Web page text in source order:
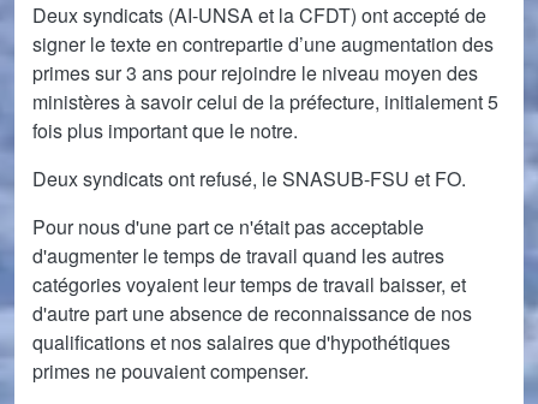
Deux syndicats (AI-UNSA et la CFDT) ont accepté de
signer le texte en contrepartie d’une augmentation des
primes sur 3 ans pour rejoindre le niveau moyen des
ministères à savoir celui de la préfecture, initialement 5
fois plus important que le notre.
Deux syndicats ont refusé, le SNASUB-FSU et FO.
Pour nous d'une part ce n'était pas acceptable
d'augmenter le temps de travail quand les autres
catégories voyaient leur temps de travail baisser, et
d'autre part une absence de reconnaissance de nos
qualifications et nos salaires que d'hypothétiques
primes ne pouvaient compenser.